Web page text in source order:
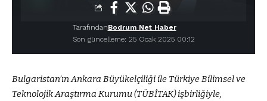
Son güncelleme: 25 Ocak 2025 00:12
TarafındanBodrum Net Haber
Bulgaristan’ın Ankara Büyükelçiliği ile Türkiye Bilimsel ve
Teknolojik Araştırma Kurumu (TÜBİTAK) işbirliğiyle,